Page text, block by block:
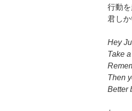
行動
君し
Hey
Take
Then
Better